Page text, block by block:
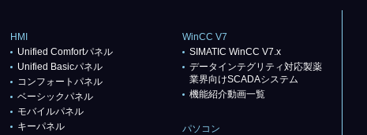
HMI
Unified Comfortパネル
Unified Basicパネル
コンフォートパネル
ベーシックパネル
モバイルパネル
キーパネル
WinCC V7
SIMATIC WinCC V7.x
データインテグリティ対応製薬
業界向けSCADAシステム
機能紹介動画一覧
パソコン